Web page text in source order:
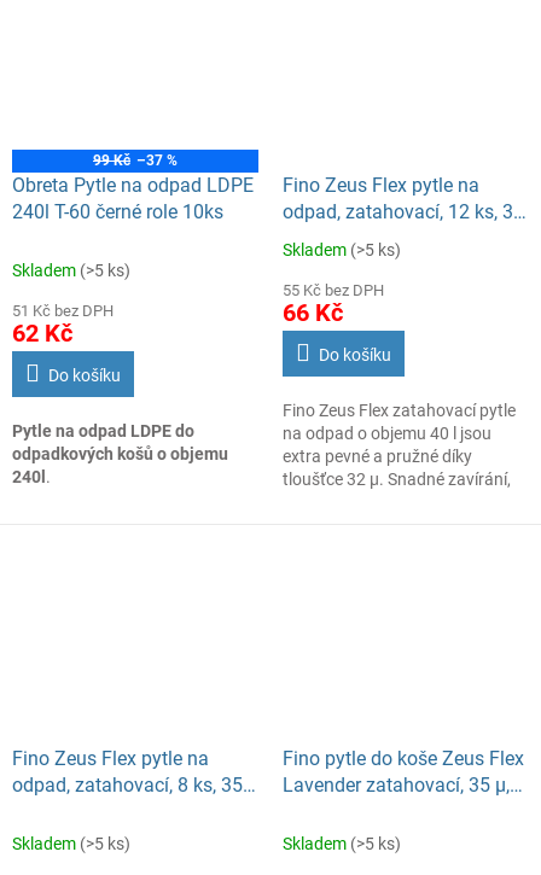
99 Kč –37 %
Obreta Pytle na odpad LDPE
240l T-60 černé role 10ks
Skladem (>5 ks)
51 Kč bez DPH
62 Kč
Do košíku
Pytle na odpad LDPE do
odpadkových košů o objemu
240l .
Fino Zeus Flex pytle na
odpad, zatahovací, 12 ks, 32
µ, 55 × 57 cm, 40 l
Průměrné
produktu
je
5,0
hvězdiček.
Skladem (>5 ks)
55 Kč bez DPH
66 Kč
Do košíku
Fino Zeus Flex zatahovací pytle
na odpad o objemu 40 l jsou
extra pevné a pružné díky
tloušťce 32 µ. Snadné zavírání,
Fino Zeus Flex pytle na
odpad, zatahovací, 8 ks, 35
Skladem (>5 ks)
Fino pytle do koše Zeus Flex
Lavender zatahovací, 35 µ,
Skladem (>5 ks)